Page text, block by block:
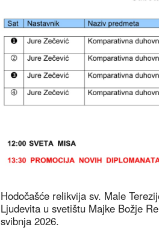
Hodočašće relikvija sv. Male
Ljudevita u svetištu Majke Božje
svibnja 2026.